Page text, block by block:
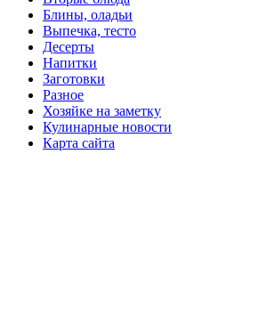
Блины, оладьи
Выпечка, тесто
Десерты
Напитки
Заготовки
Разное
Хозяйке на заметку
Кулинарные новости
Карта сайта